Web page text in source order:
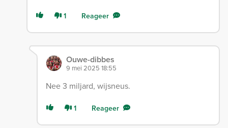
1 Reageer
Ouwe-dibbes
9 mei 2025 18:55
Nee 3 miljard, wijsneus.
1 Reageer